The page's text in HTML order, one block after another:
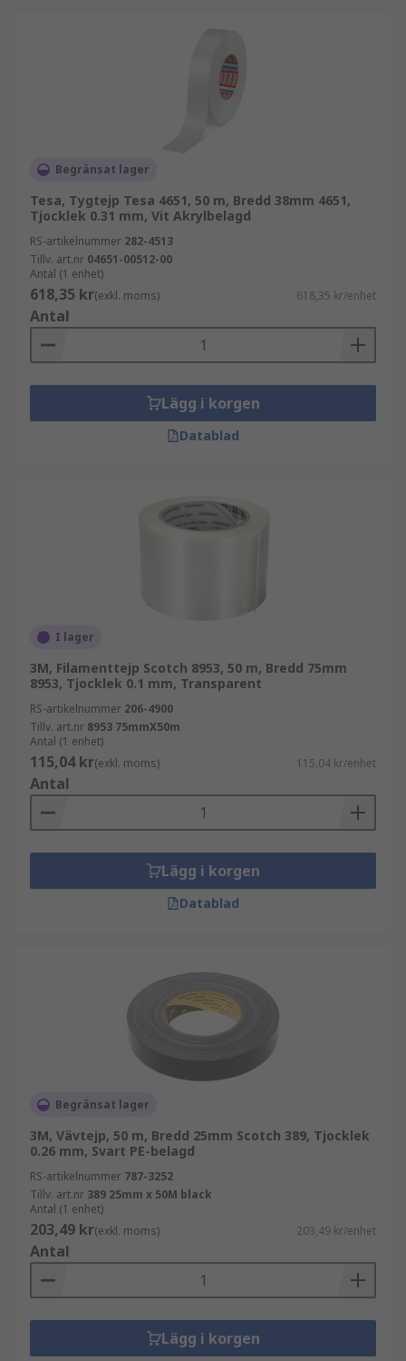
Begränsat lager
Tesa, Tygtejp Tesa 4651, 50 m, Bredd 38mm 4651,
Tjocklek 0.31 mm, Vit Akrylbelagd
RS-artikelnummer 282-4513
Tillv. art.nr 04651-00512-00
Antal (1 enhet)
618,35 kr(exkl. moms) 618,35 kr/enhet
Antal
Lägg i korgen
Datablad
I lager
3M, Filamenttejp Scotch 8953, 50 m, Bredd 75mm
8953, Tjocklek 0.1 mm, Transparent
RS-artikelnummer 206-4900
Tillv. art.nr 8953 75mmX50m
Antal (1 enhet)
115,04 kr(exkl. moms) 115,04 kr/enhet
Antal
Lägg i korgen
Datablad
Begränsat lager
3M, Vävtejp, 50 m, Bredd 25mm Scotch 389, Tjocklek
0.26 mm, Svart PE-belagd
RS-artikelnummer 787-3252
Tillv. art.nr 389 25mm x 50M black
Antal (1 enhet)
203,49 kr(exkl. moms) 203,49 kr/enhet
Antal
Lägg i korgen